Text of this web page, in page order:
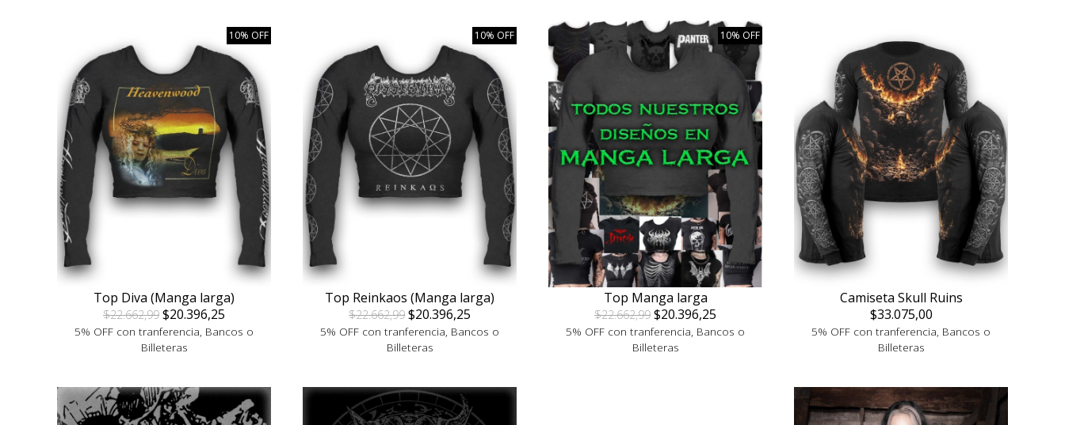
10% OFF
Top Diva (Manga larga)
$22.662,99 $20.396,25
5% OFF con tranferencia, Bancos o
Billeteras
10% OFF
Top Reinkaos (Manga larga)
$22.662,99 $20.396,25
5% OFF con tranferencia, Bancos o
Billeteras
10% OFF
Top Manga larga
$22.662,99 $20.396,25
5% OFF con tranferencia, Bancos o
Billeteras
Camiseta Skull Ruins
$33.075,00
5% OFF con tranferencia, Bancos o
Billeteras